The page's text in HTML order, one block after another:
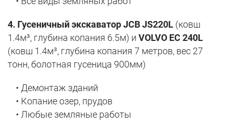
4. Гусеничный экскаватор JCB JS220L (ковш
1.4м³, глубина копания 6.5м) и VOLVO EC 240L
(ковш 1.4м³, глубина копания 7 метров, вес 27
тонн, болотная гусеница 900мм)
• Демонтаж зданий
• Копание озер, прудов
• Любые земляные работы